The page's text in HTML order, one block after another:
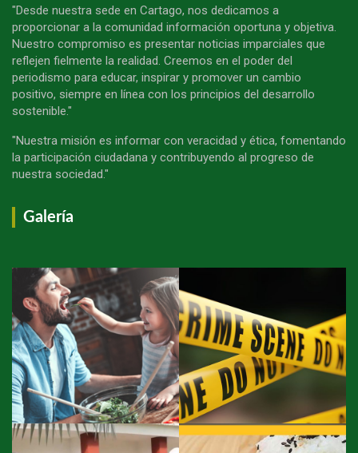
"Desde nuestra sede en Cartago, nos dedicamos a
proporcionar a la comunidad información oportuna y objetiva.
Nuestro compromiso es presentar noticias imparciales que
reflejen fielmente la realidad. Creemos en el poder del
periodismo para educar, inspirar y promover un cambio
positivo, siempre en línea con los principios del desarrollo
sostenible."
"Nuestra misión es informar con veracidad y ética, fomentando
la participación ciudadana y contribuyendo al progreso de
nuestra sociedad."
Galería